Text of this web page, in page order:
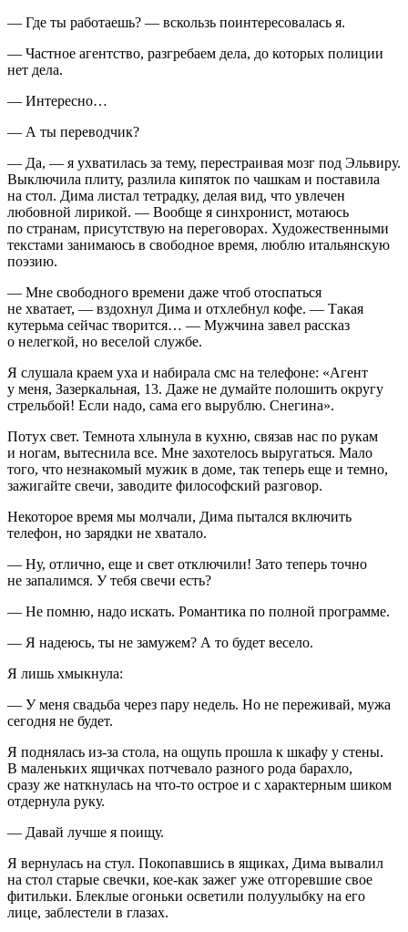
— Где ты работаешь? — вскользь поинтересовалась я.
— Частное агентство, разгребаем дела, до которых полиции
нет дела.
— Интересно…
— А ты переводчик?
— Да, — я ухватилась за тему, перестраивая мозг под Эльвиру.
Выключила плиту, разлила кипяток по чашкам и поставила
на стол. Дима листал тетрадку, делая вид, что увлечен
любовной лирикой. — Вообще я синхронист, мотаюсь
по странам, присутствую на переговорах. Художественными
текстами занимаюсь в свободное время, люблю итальянскую
поэзию.
— Мне свободного времени даже чтоб отоспаться
не хватает, — вздохнул Дима и отхлебнул кофе. — Такая
кутерьма сейчас творится… — Мужчина завел рассказ
о нелегкой, но веселой службе.
Я слушала краем уха и набирала смс на телефоне: «Агент
у меня, Зазеркальная, 13. Даже не думайте полошить округу
стрельбой! Если надо, сама его вырублю. Снегина».
Потух свет. Темнота хлынула в кухню, связав нас по рукам
и ногам, вытеснила все. Мне захотелось выругаться. Мало
того, что незнакомый мужик в доме, так теперь еще и темно,
зажигайте свечи, заводите философский разговор.
Некоторое время мы молчали, Дима пытался включить
телефон, но зарядки не хватало.
— Ну, отлично, еще и свет отключили! Зато теперь точно
не запалимся. У тебя свечи есть?
— Не помню, надо искать. Романтика по полной программе.
— Я надеюсь, ты не замужем? А то будет весело.
Я лишь хмыкнула:
— У меня свадьба через пару недель. Но не переживай, мужа
сегодня не будет.
Я поднялась из-за стола, на ощупь прошла к шкафу у стены.
В маленьких ящичках потчевало разного рода барахло,
сразу же наткнулась на что-то острое и с характерным шиком
отдернула руку.
— Давай лучше я поищу.
Я вернулась на стул. Покопавшись в ящиках, Дима вывалил
на стол старые свечки, кое-как зажег уже отгоревшие свое
фитильки. Блеклые огоньки осветили полуулыбку на его
лице, заблестели в глазах.